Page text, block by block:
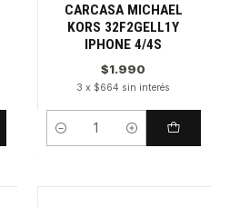
CARCASA MICHAEL
KORS 32F2GELL1Y
IPHONE 4/4S
$1.990
3 x $664 sin interés
Cantidad